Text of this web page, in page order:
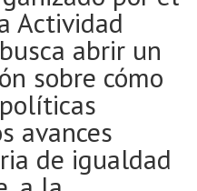
Actividad
abrir un
sobre cómo
avances
de igualdad